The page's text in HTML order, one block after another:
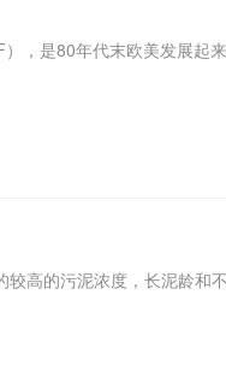
，是80年代末欧美发展起
高的污泥浓度，长泥龄和